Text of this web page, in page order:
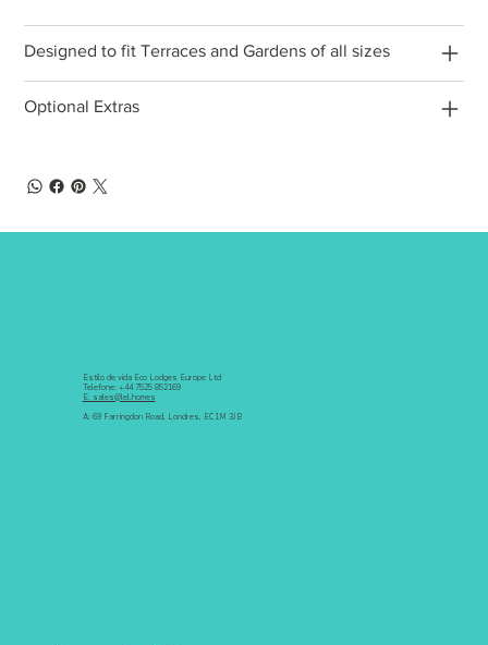
Designed to fit Terraces and Gardens of all sizes
Optional Extras
Estilo de vida Eco Lodges Europe Ltd
Telefone: +44 7525 852169
E: sales@lel.homes
A: 69 Farringdon Road, Londres, EC1M 3JB